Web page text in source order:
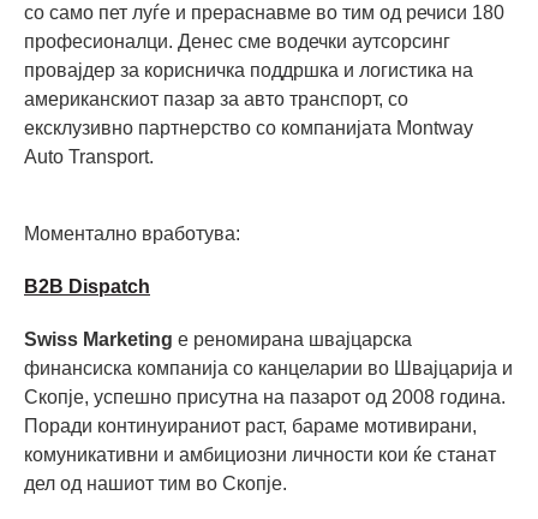
со само пет луѓе и прераснавме во тим од речиси 180
професионалци. Денес сме водечки аутсорсинг
провајдер за корисничка поддршка и логистика на
американскиот пазар за авто транспорт, со
ексклузивно партнерство со компанијата Montway
Auto Transport.
Моментално вработува:
B2B Dispatch
Swiss Marketing е реномирана швајцарска
финансиска компанија со канцеларии во Швајцарија и
Скопје, успешно присутна на пазарот од 2008 година.
Поради континуираниот раст, бараме мотивирани,
комуникативни и амбициозни личности кои ќе станат
дел од нашиот тим во Скопје.